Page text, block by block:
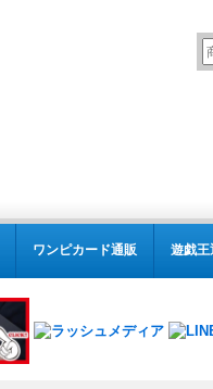
ワンピカード通販 遊戯王